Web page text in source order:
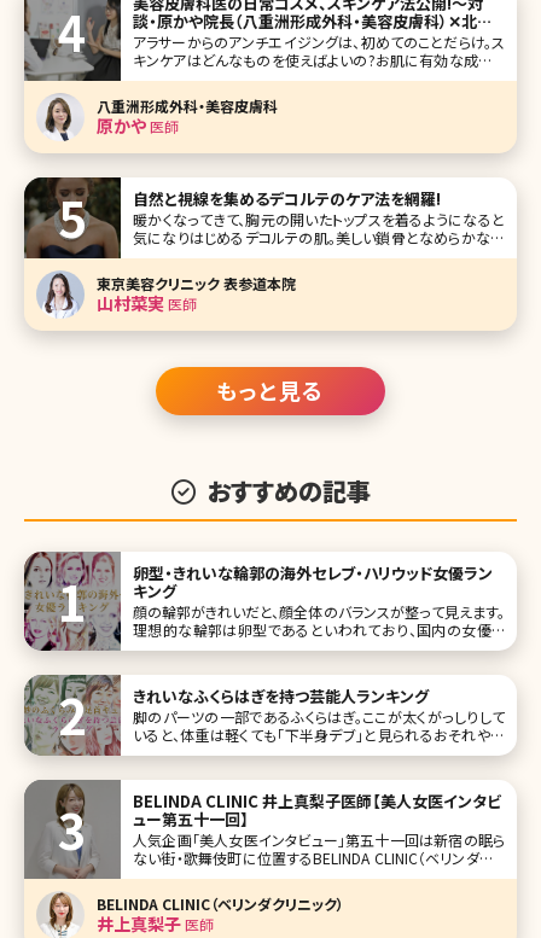
談・原かや院長（八重洲形成外科・美容皮膚科）✕北条
かや〜
アラサーからのアンチエイジングは、初めてのことだらけ。ス
キンケアはどんなものを使えばよいの?お肌に有効な成分っ
て?美容皮膚科医の原かや先生に、北条かやが質問をぶつけ
るインタビュー、第3弾では女医さんが実際に使っているスキ
ンケア化粧品が明らかに!読めば絶対ためになるシリーズ、
いよいよ最終回です。
八重洲形成外科・美容皮膚科
原かや医師
自然と視線を集めるデコルテのケア法を網羅!
暖かくなってきて、胸元の開いたトップスを着るようになると
気になりはじめるデコルテの肌。美しい鎖骨となめらかな白
い肌は女性らしさの象徴でもあり、意外と男性の目がいくポ
イントでもあります。ここで本格的な夏が始まる前にデコルテ
のケア方法について考えてみましょう。 【監修医師からのワン
ポイント
東京美容クリニック 表参道本院
山村菜実医師
もっと見る
おすすめの記事
卵型・きれいな輪郭の海外セレブ・ハリウッド女優ラン
キング
顔の輪郭がきれいだと、顔全体のバランスが整って見えます。
理想的な輪郭は卵型であるといわれており、国内の女優さ
んの中にもきれいな卵型の輪郭を持った方が大勢存在して
とにしましょう。
きれいなふくらはぎを持つ芸能人ランキング
脚のパーツの一部であるふくらはぎ。ここが太くがっしりして
いると、体重は軽くても「下半身デブ」と見られるおそれや全
体のバランスがなんとなく悪くなってしまいます。その他に
を目指す方ならいつも気にしていたいところです。 今回は美
しく細いだけでは
BELINDA CLINIC 井上真梨子医師【美人女医インタビ
ュー第五十一回】
人気企画「美人女医インタビュー」第五十一回は新宿の眠ら
ない街・歌舞伎町に位置するBELINDA CLINIC（ベリンダクリ
ニック）の井上真梨子（いのうえ まりこ）医師です。 美容外科
メニューが豊富なBELINDA CLINIC。外科系クリニックで院長
=女性医師自身がメインで施術を対応するクリニ
BELINDA CLINIC（ベリンダクリニック）
井上真梨子医師